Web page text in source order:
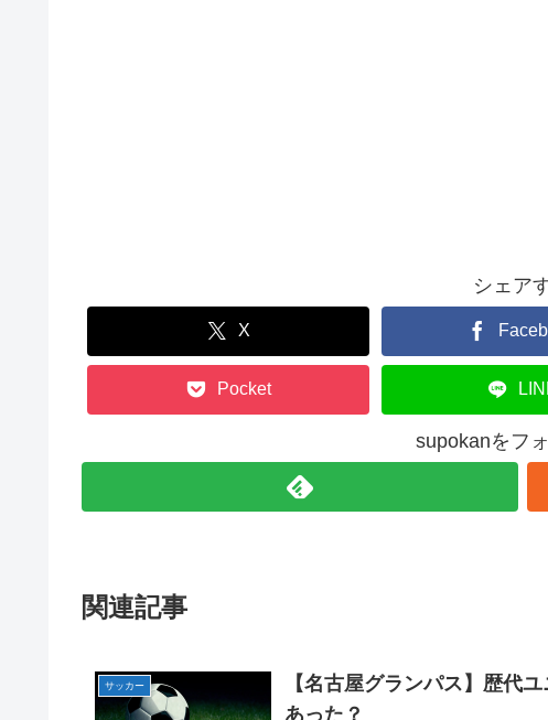
シェア
X
Pocket
supokanをフ
関連記事
サッカー
【名古屋グランパス】歴代
あった？